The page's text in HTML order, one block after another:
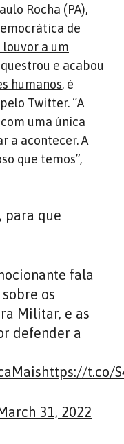
Rocha (PA),
de
a um
e acabou
humanos, é
Twitter. “A
uma única
a acontecer. A
que temos”,
para que
fala
sobre os
Militar, e as
defender a
https://t.co/
31, 2022